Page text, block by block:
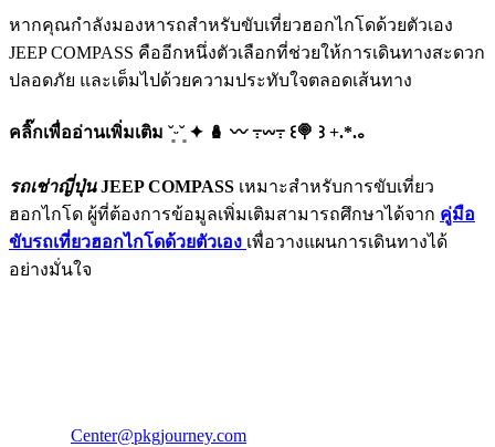
หากคุณกำลังมองหารถสำหรับขับเที่ยวฮอกไกโดด้วยตัวเอง
JEEP COMPASS คืออีกหนึ่งตัวเลือกที่ช่วยให้การเดินทางสะดวก
ปลอดภัย และเต็มไปด้วยความประทับใจตลอดเส้นทาง
คลิ๊กเพื่ออ่านเพิ่มเติม ˘͈ᵕ˘͈ ✦ 🪆 〰️ ߹𖥦߹ ꒰🍭 ꒱ +.*.｡
รถเช่าญี่ปุ่น JEEP COMPASS เหมาะสำหรับการขับเที่ยว
ฮอกไกโด ผู้ที่ต้องการข้อมูลเพิ่มเติมสามารถศึกษาได้จาก คู่มือ
ขับรถเที่ยวฮอกไกโดด้วยตัวเอง เพื่อวางแผนการเดินทางได้
อย่างมั่นใจ
Center@pkgjourney.com